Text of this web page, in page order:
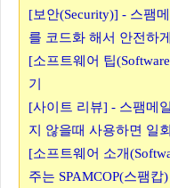
[보안(Security)] - 스팸
를 코드화 해서 안전하
[소프트웨어 팁
기
[사이트 리뷰] - 스팸메
지 않을때 사용하면 일
[소프트웨어 소개
주는 SPAMCOP(스팸캅)